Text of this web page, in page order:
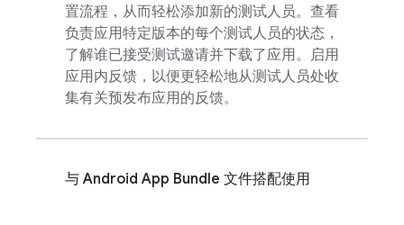
置流程，从而轻松添加新的测试人员。查看
负责应用特定版本的每个测试人员的状态，
了解谁已接受测试邀请并下载了应用。启用
应用内反馈，以便更轻松地从测试人员处收
集有关预发布应用的反馈。
与 Android App Bundle 文件搭配使用